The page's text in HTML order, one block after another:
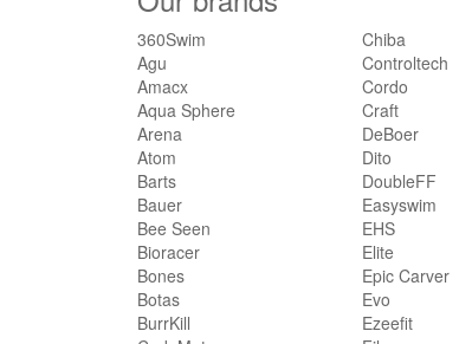
360Swim
Agu
Amacx
Aqua Sphere
Arena
Atom
Barts
Bauer
Bee Seen
Bioracer
Bones
Botas
BurrKill
Chiba
Controltech
Cordo
Craft
DeBoer
Dito
DoubleFF
Easyswim
EHS
Elite
Epic Carver
Evo
Ezeefit